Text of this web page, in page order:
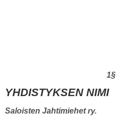
1§
YHDISTYKSEN NIMI
Saloisten Jahtimiehet ry.